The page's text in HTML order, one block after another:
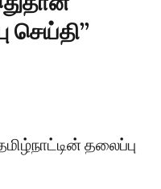
செய்தி’’
தலைப்பு